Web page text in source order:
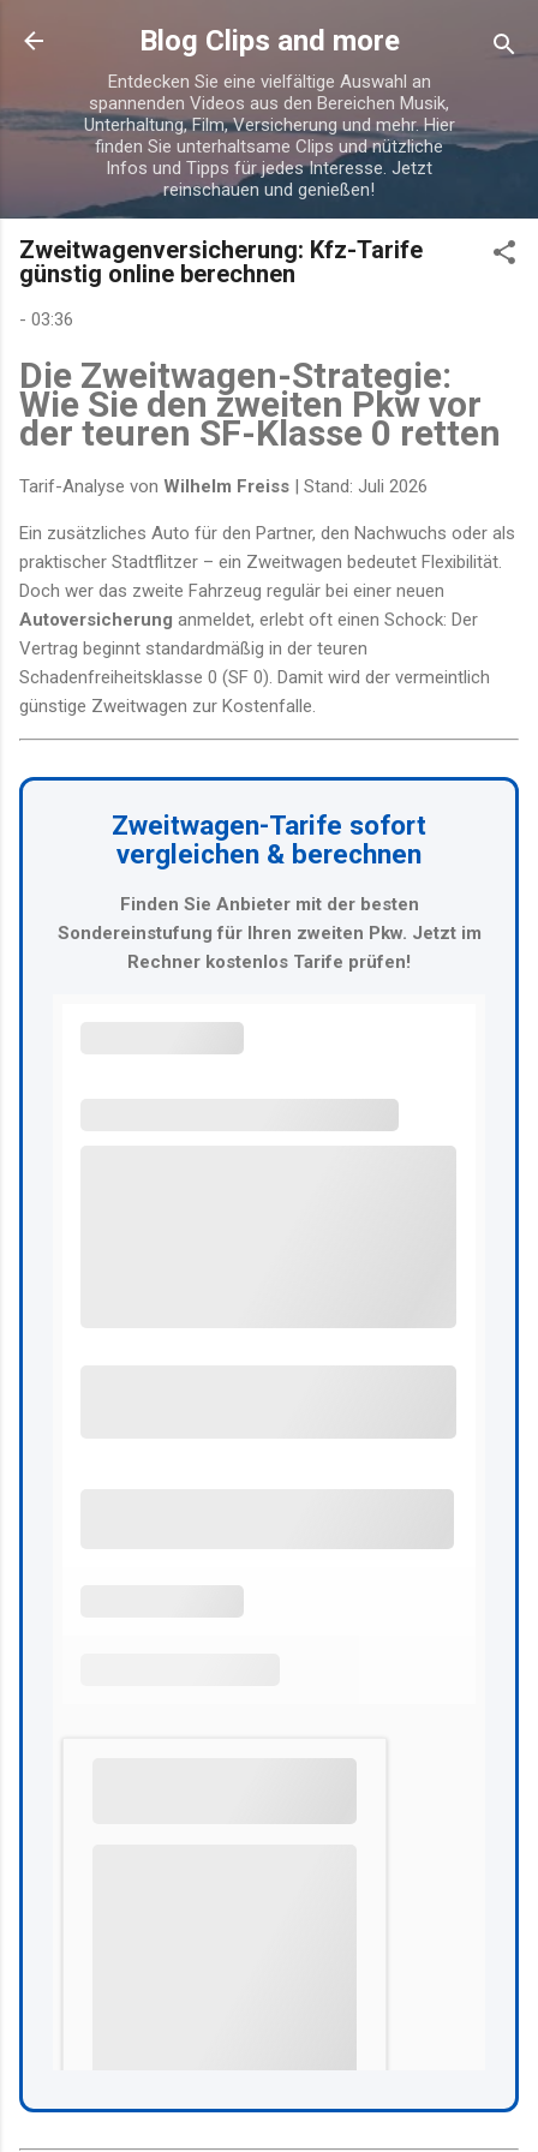
Direkt zum Hauptbereich
Blog Clips and more
Entdecken Sie eine vielfältige Auswahl an
spannenden Videos aus den Bereichen Musik,
Unterhaltung, Film, Versicherung und mehr. Hier
finden Sie unterhaltsame Clips und nützliche
Infos und Tipps für jedes Interesse. Jetzt
reinschauen und genießen!
Zweitwagenversicherung: Kfz-Tarife
günstig online berechnen
- 03:36
Die Zweitwagen-Strategie:
Wie Sie den zweiten Pkw vor
der teuren SF-Klasse 0 retten
Tarif-Analyse von Wilhelm Freiss | Stand: Juli 2026
Ein zusätzliches Auto für den Partner, den Nachwuchs oder als
praktischer Stadtflitzer – ein Zweitwagen bedeutet Flexibilität.
Doch wer das zweite Fahrzeug regulär bei einer neuen
Autoversicherung anmeldet, erlebt oft einen Schock: Der
Vertrag beginnt standardmäßig in der teuren
Schadenfreiheitsklasse 0 (SF 0). Damit wird der vermeintlich
günstige Zweitwagen zur Kostenfalle.
Zweitwagen-Tarife sofort
vergleichen & berechnen
Finden Sie Anbieter mit der besten
Sondereinstufung für Ihren zweiten Pkw. Jetzt im
Rechner kostenlos Tarife prüfen!